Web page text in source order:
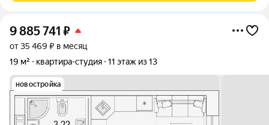
9 885 741 ₽
от 35 469 ₽ в месяц
19 м²
квартира-студия 11 этаж из 13
новостройка